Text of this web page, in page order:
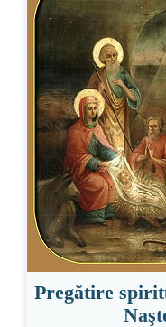
Pregătire